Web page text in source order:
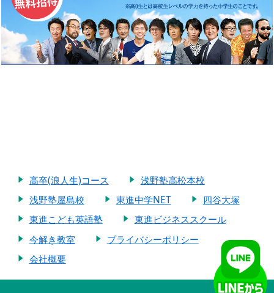
高卒(浪人生)コース
浅野塾高松本校
浅野塾屋島校
東進中学NET
四谷大塚
東進こども英語塾
東進ビジネススクール
今解き教室
プライバシーポリシー
会社概要